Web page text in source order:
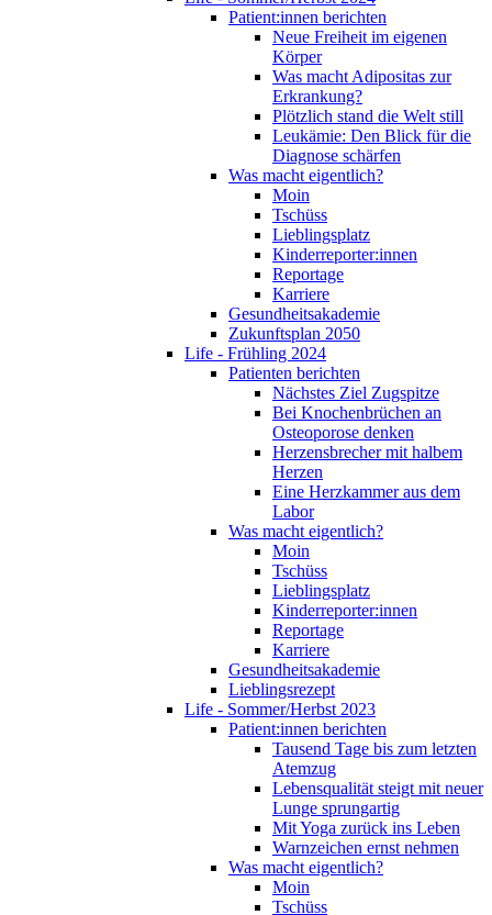
Patient:innen berichten
Neue Freiheit im eigenen
Körper
Was macht Adipositas zur
Erkrankung?
Plötzlich stand die Welt still
Leukämie: Den Blick für die
Diagnose schärfen
Was macht eigentlich?
Moin
Tschüss
Lieblingsplatz
Kinderreporter:innen
Reportage
Karriere
Gesundheitsakademie
Zukunftsplan 2050
Life - Frühling 2024
Patienten berichten
Nächstes Ziel Zugspitze
Bei Knochenbrüchen an
Osteoporose denken
Herzensbrecher mit halbem
Herzen
Eine Herzkammer aus dem
Labor
Was macht eigentlich?
Moin
Tschüss
Lieblingsplatz
Kinderreporter:innen
Reportage
Karriere
Gesundheitsakademie
Lieblingsrezept
Life - Sommer/Herbst 2023
Patient:innen berichten
Tausend Tage bis zum letzten
Atemzug
Lebensqualität steigt mit neuer
Lunge sprungartig
Mit Yoga zurück ins Leben
Warnzeichen ernst nehmen
Was macht eigentlich?
Moin
Tschüss